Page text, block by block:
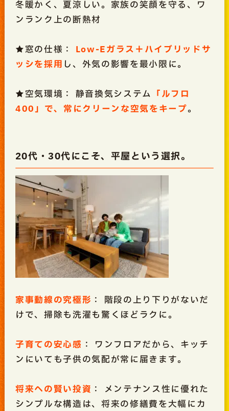
冬暖かく、夏涼しい。家族の笑顔を守る、ワ
ンランク上の断熱材
★窓の仕様： Low-Eガラス＋ハイブリッドサ
ッシを採用 し、外気の影響を最小限に。
★空気環境： 静音換気システム 「ルフロ
400」で、常にクリーンな空気をキープ。
20代・30代にこそ、平屋という選択。
家事動線の究極形 ： 階段の上り下りがないだ
けで、掃除も洗濯も驚くほどラクに。
子育ての安心感 ： ワンフロアだから、キッチ
ンにいても子供の気配が常に届きます。
将来への賢い投資 ： メンテナンス性に優れた
シンプルな構造は、将来の修繕費を大幅にカ